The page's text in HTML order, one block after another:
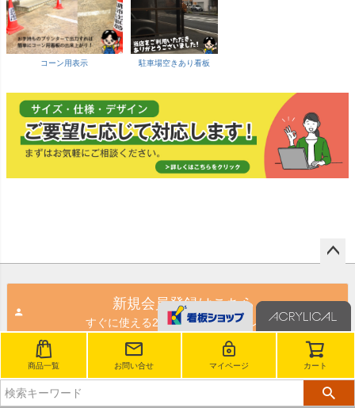
商品一覧 お問い合せ マイページ カート
コーン用表示 駐車場空きあり看板
へ
新規会員登録はこちら
すぐに使える200ポイントプレゼント！
メールマガジン登録はこちら